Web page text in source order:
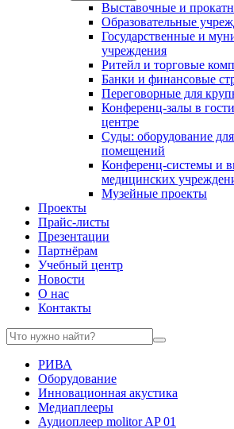
Выставочные и
Образовательные
Государственные и
учреждения
Ритейл и торговые
Банки и финансовые
Переговорные для
Конференц-залы в
центре
Суды: оборудование
помещений
Конференц-системы и
медицинских
Музейные проекты
Проекты
Прайс-листы
Презентации
Партнёрам
Учебный центр
Новости
О нас
Контакты
РИВА
Оборудование
Инновационная акустика
Медиаплееры
Аудиоплеер molitor AP 01